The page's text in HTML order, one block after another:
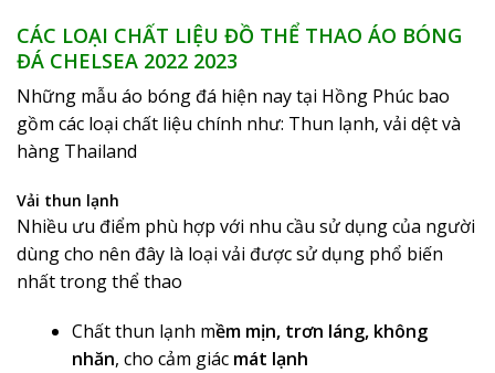
CÁC LOẠI CHẤT LIỆU ĐỒ THỂ THAO ÁO BÓNG
ĐÁ CHELSEA 2022 2023
Những mẫu áo bóng đá hiện nay tại Hồng Phúc bao
gồm các loại chất liệu chính như: Thun lạnh, vải dệt và
hàng Thailand
Vải thun lạnh
Nhiều ưu điểm phù hợp với nhu cầu sử dụng của người
dùng cho nên đây là loại vải được sử dụng phổ biến
nhất trong thể thao
Chất thun lạnh mềm mịn, trơn láng, không
nhăn, cho cảm giác mát lạnh